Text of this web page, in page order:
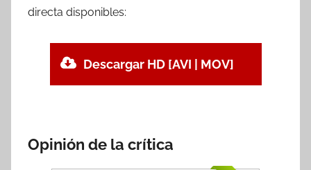
directa disponibles:
Descargar HD [AVI | MOV]
Opinión de la crítica